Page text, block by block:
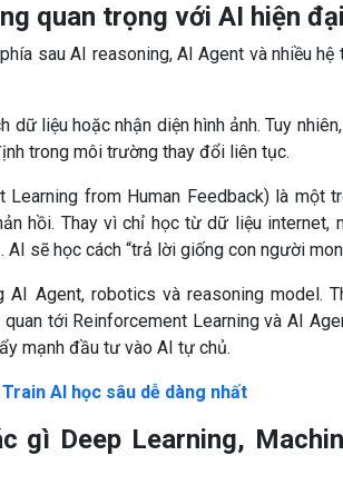
quan trọng với AI hiện
sau AI reasoning, AI Agent và nhiều hệ
dữ liệu hoặc nhận diện hình ảnh. Tuy
trong môi trường thay đổi liên tục.
from Human Feedback) là một
hồi. Thay vì chỉ học từ dữ liệu internet,
sẽ học cách “trả lời giống con người
AI Agent, robotics và reasoning model.
tới Reinforcement Learning và AI
mạnh đầu tư vào AI tự chủ.
AI học sâu dễ dàng nhất
gì Deep Learning,